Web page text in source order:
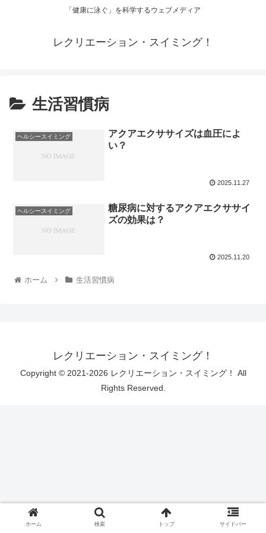
「健康に泳ぐ」を科学するウェブメディア
レクリエーション・スイミング！
生活習慣病
ヘルシースイミング
アクアエクササイズは血圧によ
い？
2025.11.27
ヘルシースイミング
糖尿病に対するアクアエクササイ
ズの効果は？
2025.11.20
ホーム 生活習慣病
レクリエーション・スイミング！
Copyright © 2021-2026 レクリエーション・スイミング！ All
Rights Reserved.
ホーム 検索 トップ サイドバー